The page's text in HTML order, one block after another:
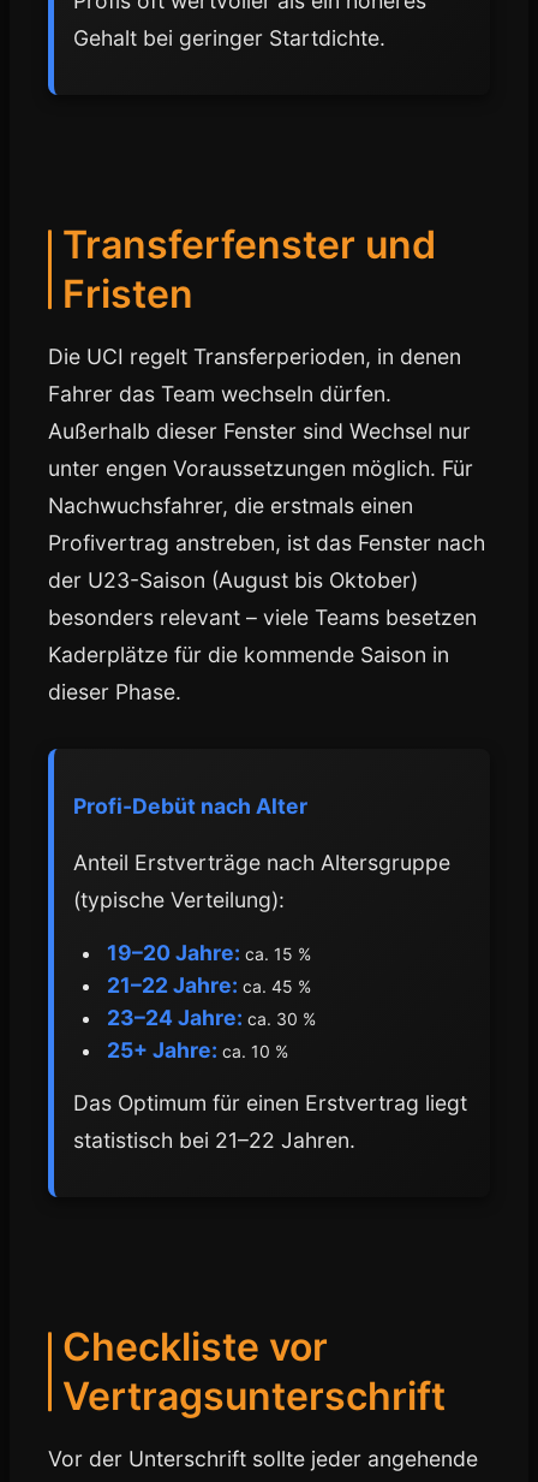
Gehalt bei geringer Startdichte.
Transferfenster und
Fristen
Die UCI regelt Transferperioden, in denen
Fahrer das Team wechseln dürfen.
Außerhalb dieser Fenster sind Wechsel nur
unter engen Voraussetzungen möglich. Für
Nachwuchsfahrer, die erstmals einen
Profivertrag anstreben, ist das Fenster nach
der U23-Saison (August bis Oktober)
besonders relevant – viele Teams besetzen
Kaderplätze für die kommende Saison in
dieser Phase.
Profi-Debüt nach Alter
Anteil Erstverträge nach Altersgruppe
(typische Verteilung):
19–20 Jahre: ca. 15 %
21–22 Jahre: ca. 45 %
23–24 Jahre: ca. 30 %
25+ Jahre: ca. 10 %
Das Optimum für einen Erstvertrag liegt
statistisch bei 21–22 Jahren.
Checkliste vor
Vertragsunterschrift
Vor der Unterschrift sollte jeder angehende